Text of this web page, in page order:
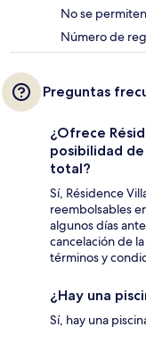
No se
Número de
Preguntas
¿Ofrece
posibilidad
total?
Sí, Résidence
reembolsables
algunos días
cancelación de
términos y
¿Hay una
Sí, hay una